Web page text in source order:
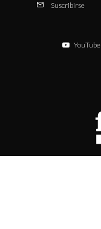
Suscribirse
YouTube